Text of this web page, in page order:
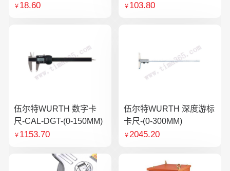
￥ 18.60 ￥ 103.80
伍尔特WURTH 数字卡
尺-CAL-DGT-(0-150MM)
￥ 1153.70
伍尔特WURTH 深度游标
卡尺-(0-300MM)
￥2045.20